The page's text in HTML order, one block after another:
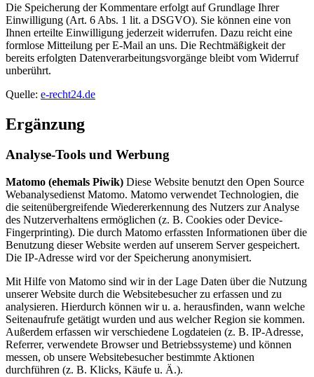
Die Speicherung der Kommentare erfolgt auf Grundlage Ihrer
Einwilligung (Art. 6 Abs. 1 lit. a DSGVO). Sie können eine von
Ihnen erteilte Einwilligung jederzeit widerrufen. Dazu reicht eine
formlose Mitteilung per E-Mail an uns. Die Rechtmäßigkeit der
bereits erfolgten Datenverarbeitungsvorgänge bleibt vom Widerruf
unberührt.
Quelle: e-recht24.de
Ergänzung
Analyse-Tools und Werbung
Matomo (ehemals Piwik) Diese Website benutzt den Open Source
Webanalysedienst Matomo. Matomo verwendet Technologien, die
die seitenübergreifende Wiedererkennung des Nutzers zur Analyse
des Nutzerverhaltens ermöglichen (z. B. Cookies oder Device-
Fingerprinting). Die durch Matomo erfassten Informationen über die
Benutzung dieser Website werden auf unserem Server gespeichert.
Die IP-Adresse wird vor der Speicherung anonymisiert.
Mit Hilfe von Matomo sind wir in der Lage Daten über die Nutzung
unserer Website durch die Websitebesucher zu erfassen und zu
analysieren. Hierdurch können wir u. a. herausfinden, wann welche
Seitenaufrufe getätigt wurden und aus welcher Region sie kommen.
Außerdem erfassen wir verschiedene Logdateien (z. B. IP-Adresse,
Referrer, verwendete Browser und Betriebssysteme) und können
messen, ob unsere Websitebesucher bestimmte Aktionen
durchführen (z. B. Klicks, Käufe u. Ä.).